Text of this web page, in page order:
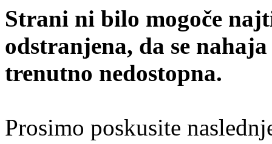
Strani ni bilo mogoče
odstranjena, da se
trenutno nedostopna.
Prosimo poskusite